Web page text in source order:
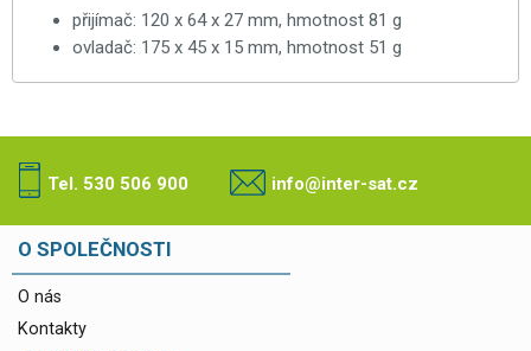
přijímač: 120 x 64 x 27 mm, hmotnost 81 g
ovladač: 175 x 45 x 15 mm, hmotnost 51 g
Tel. 530 506 900 info@inter-sat.cz
O SPOLEČNOSTI
O nás
Kontakty